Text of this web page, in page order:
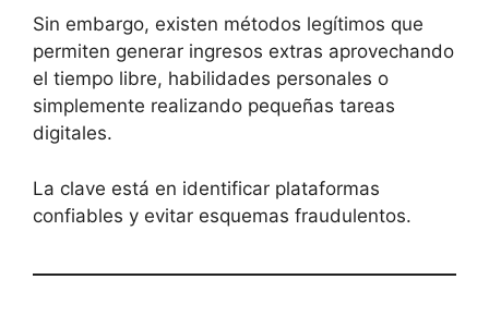
Sin embargo, existen métodos legítimos que
permiten generar ingresos extras aprovechando
el tiempo libre, habilidades personales o
simplemente realizando pequeñas tareas
digitales.
La clave está en identificar plataformas
confiables y evitar esquemas fraudulentos.